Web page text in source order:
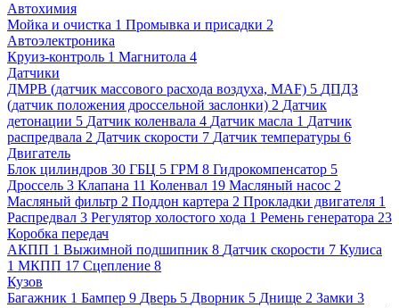
Автохимия
Мойка и очистка 1 Промывка и присадки 2
Автоэлектроника
Круиз-контроль 1 Магнитола 4
Датчики
ДМРВ (датчик массового расхода воздуха, MAF) 5 ДПДЗ
(датчик положения дроссельной заслонки) 2 Датчик
детонации 5 Датчик коленвала 4 Датчик масла 1 Датчик
распредвала 2 Датчик скорости 7 Датчик температуры 6
Двигатель
Блок цилиндров 30 ГБЦ 5 ГРМ 8 Гидрокомпенсатор 5
Дроссель 3 Клапана 11 Коленвал 19 Масляный насос 2
Масляный фильтр 2 Поддон картера 2 Прокладки двигателя 1
Распредвал 3 Регулятор холостого хода 1 Ремень генератора 23
Коробка передач
АКПП 1 Выжимной подшипник 8 Датчик скорости 7 Кулиса
1 МКПП 17 Сцепление 8
Кузов
Багажник 1 Бампер 9 Дверь 5 Дворник 5 Днище 2 Замки 3